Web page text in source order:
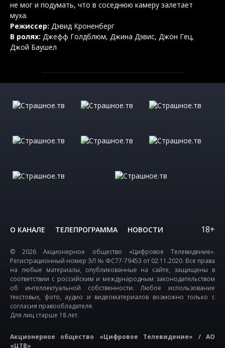
не мог и подумать, что в соседнюю камеру залетает
муха.
Режиссер: Дэвид Кроненберг
В ролях: Джефф Голдблюм, Джина Дэвис, Джон Гец,
Джой Баушел
О КАНАЛЕ ТЕЛЕПРОГРАММА НОВОСТИ 18+
© 2026 Акционерное общество «Цифровое Телевидение».
Регистрационный номер ЭЛ № ФС77-79453 от 02.11.2020. Все права
на любые материалы, опубликованные на сайте, защищены в
соответствии с российским и международным законодательством
об интеллектуальной собственности. Любое использование
текстовых, фото, аудио и видеоматериалов возможно только с
согласия правообладателя.
Для лиц старше 18 лет.
Акционерное общество «Цифровое Телевидение» / АО
«ЦТВ»